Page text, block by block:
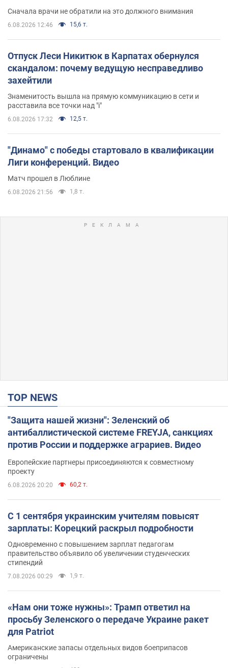
Сначала врачи не обратили на это должного внимания
6.08.2026 12:46 15,6 т.
Отпуск Леси Никитюк в Карпатах обернулся
скандалом: почему ведущую несправедливо
захейтили
Знаменитость вышла на прямую коммуникацию в сети и
расставила все точки над "i"
6.08.2026 17:32 12,5 т.
"Динамо" с победы стартовало в квалификации
Лиги конференций. Видео
Матч прошел в Люблине
6.08.2026 21:56 1,8 т.
TOP NEWS
"Защита нашей жизни": Зеленский об
антибаллистической системе FREYJA, санкциях
против России и поддержке аграриев. Видео
Европейские партнеры присоединяются к совместному
проекту
6.08.2026 20:20 60,2 т.
С 1 сентября украинским учителям повысят
зарплаты: Корецкий раскрыл подробности
Одновременно с повышением зарплат педагогам
правительство объявило об увеличении студенческих
стипендий
7.08.2026 00:29 1,9 т.
«Нам они тоже нужны»: Трамп ответил на
просьбу Зеленского о передаче Украине ракет
для Patriot
Американские запасы отдельных видов боеприпасов
ограничены